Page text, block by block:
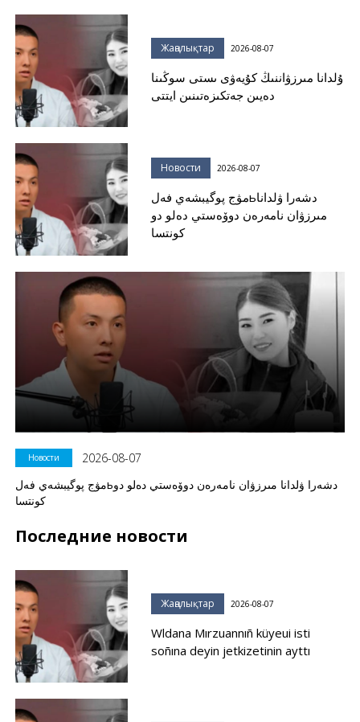
Жаңалықтар 2026-08-07
ۇلدانا مىرزۋاننىڭ كۇيەۋى ىستى سوڭىنا
دەيىن جەتكىزەتىنىن ايتتى
Новости 2026-08-07
مۋج پوگيبشەي فەلьدشەرا ۋلدانا
مىرزۋان نامەرەن دوۆەستي دەلو دو
كونتسا
Новости
2026-08-07
مۋج پوگيبشەي فەلьدشەرا ۋلدانا مىرزۋان نامەرەن دوۆەستي دەلو دو
كونتسا
Последние новости
Жаңалықтар 2026-08-07
Wldana Mırzuannıñ küyeui isti
soñına deyin jetkizetinin ayttı